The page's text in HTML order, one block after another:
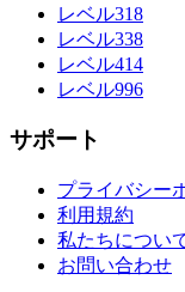
レベル318
レベル338
レベル414
レベル996
サポート
プライバシー
利用規約
私たちについ
お問い合わせ